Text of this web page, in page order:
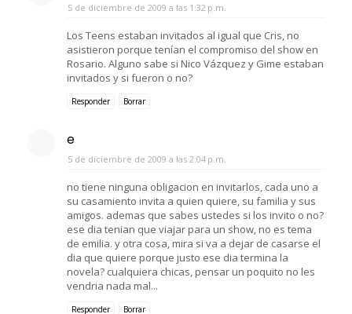
5 de diciembre de 2009 a las 1:32 p.m.
Los Teens estaban invitados al igual que Cris, no
asistieron porque tenían el compromiso del show en
Rosario. Alguno sabe si Nico Vázquez y Gime estaban
invitados y si fueron o no?
Responder Borrar
e
5 de diciembre de 2009 a las 2:04 p.m.
no tiene ninguna obligacion en invitarlos, cada uno a
su casamiento invita a quien quiere, su familia y sus
amigos. ademas que sabes ustedes si los invito o no?
ese dia tenian que viajar para un show, no es tema
de emilia. y otra cosa, mira si va a dejar de casarse el
dia que quiere porque justo ese dia termina la
novela? cualquiera chicas, pensar un poquito no les
vendria nada mal...
Responder Borrar